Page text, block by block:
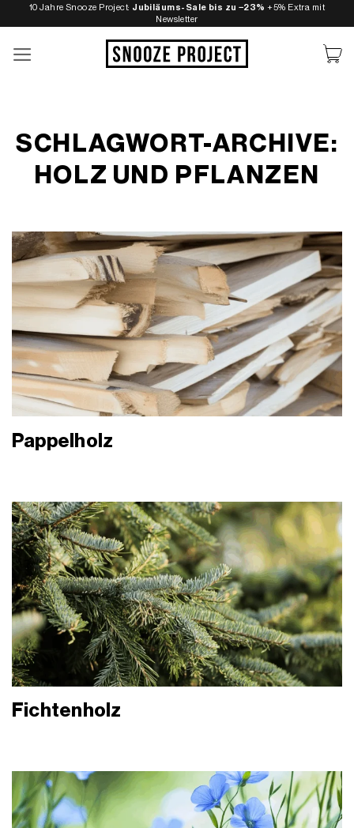
Inhalt
springen
10 Jahre Snooze Project: Jubiläums-Sale bis zu −23% +5% Extra mit
Newsletter
SCHLAGWORT-ARCHIVE:
HOLZ UND PFLANZEN
Pappelholz
Fichtenholz